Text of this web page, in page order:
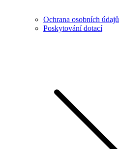
Ochrana osobních údajů
Poskytování dotací